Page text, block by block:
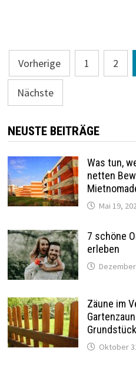
der
Beiträge
Vorherige 1 2
Nächste
NEUSTE BEITRÄGE
Was tun,
netten
Mai 19,
7 schöne
erleben
Zäune im
Oktober